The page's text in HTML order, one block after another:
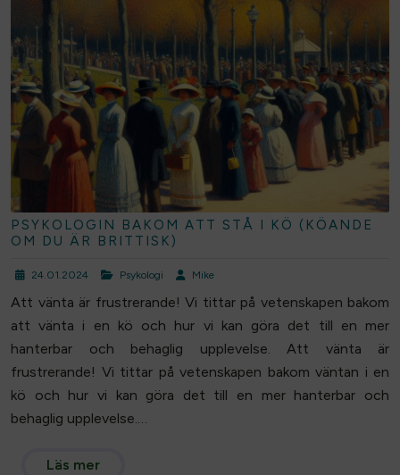
PSYKOLOGIN BAKOM ATT STÅ I KÖ (KÖANDE
OM DU ÄR BRITTISK)
24.01.2024 Psykologi Mike
Att vänta är frustrerande! Vi tittar på vetenskapen bakom
att vänta i en kö och hur vi kan göra det till en mer
hanterbar och behaglig upplevelse. Att vänta är
frustrerande! Vi tittar på vetenskapen bakom väntan i en
kö och hur vi kan göra det till en mer hanterbar och
behaglig upplevelse.…
Läs mer